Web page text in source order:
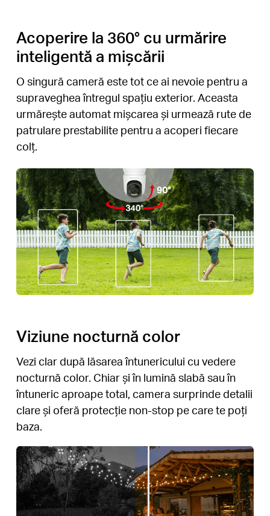
Acoperire la 360° cu urmărire
inteligentă a mișcării
O singură cameră este tot ce ai nevoie pentru a
supraveghea întregul spațiu exterior. Aceasta
urmărește automat mișcarea și urmează rute de
patrulare prestabilite pentru a acoperi fiecare
colț.
Viziune nocturnă color
Vezi clar după lăsarea întunericului cu vedere
nocturnă color. Chiar și în lumină slabă sau în
întuneric aproape total, camera surprinde detalii
clare și oferă protecție non-stop pe care te poți
baza.